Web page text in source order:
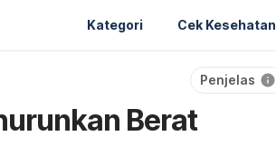
Kategori Cek Kesehatan
Penjelas
Berat